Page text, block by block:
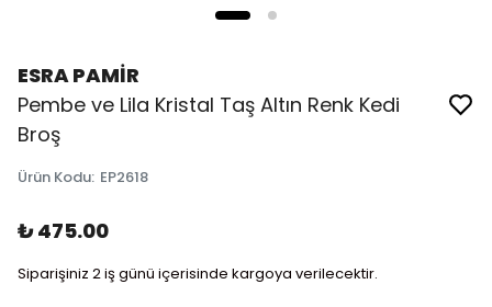
ESRA PAMİR
Pembe ve Lila Kristal Taş Altın Renk Kedi
Broş
Ürün Kodu: EP2618
₺ 475.00
Siparişiniz 2 iş günü içerisinde kargoya verilecektir.